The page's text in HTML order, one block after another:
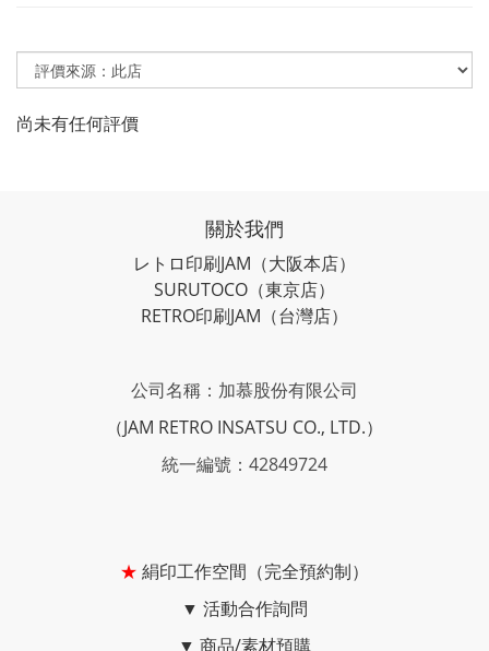
尚未有任何評價
關於我們
レトロ印刷JAM （大阪本店）
SURUTOCO （東京店）
RETRO印刷JAM （台灣店）
公司名稱：加慕股份有限公司
（JAM RETRO INSATSU CO., LTD.）
統一編號：42849724
★ 絹印工作空間（完全預約制）
▼ 活動合作詢問
▼ 商品/素材預購